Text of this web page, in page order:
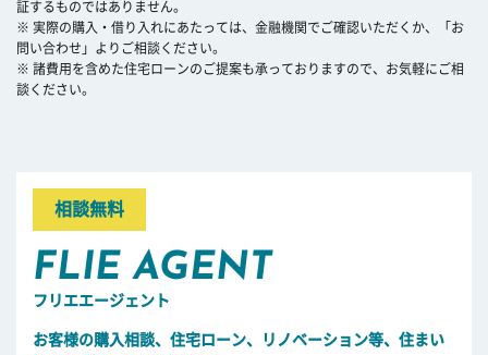
証するものではありません。
※ 実際の購入・借り入れにあたっては、金融機関でご確認いただくか、「お
問い合わせ」よりご相談ください。
※ 諸費用を含めた住宅ローンのご提案も承っておりますので、お気軽にご相
談ください。
相談無料
FLIE AGENT
フリエエージェント
お客様の購入相談、住宅ローン、リノベーション等、住まい